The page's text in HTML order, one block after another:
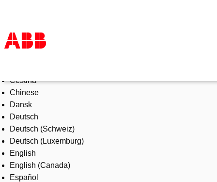
Products & Solutions
Industries
Services
About us
Where to buy
Contact us
Careers
Čeština
Chinese
Dansk
Deutsch
Deutsch (Schweiz)
Deutsch (Luxemburg)
English
English (Canada)
Español